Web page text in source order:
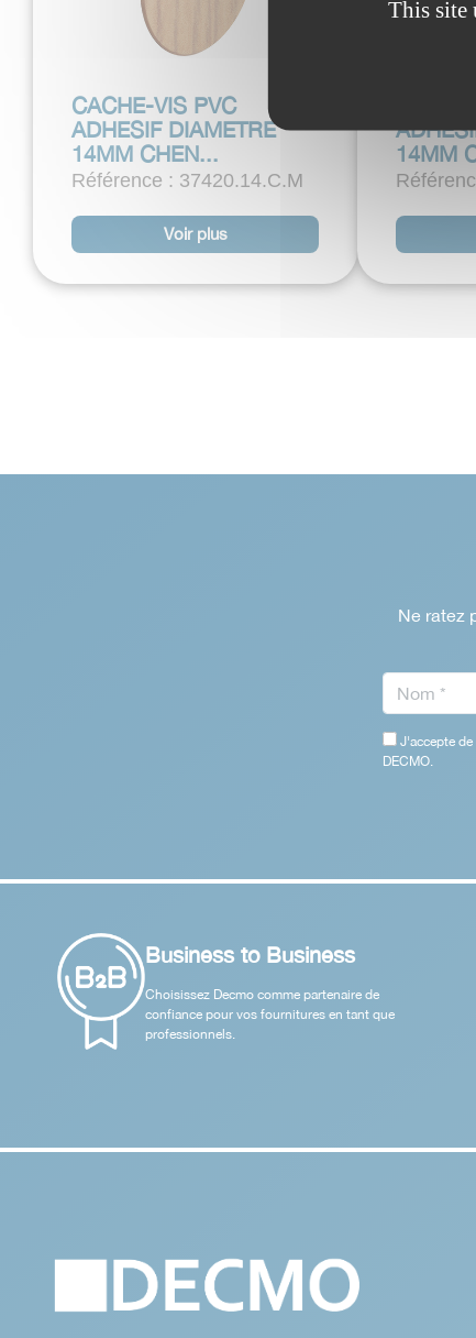
CACHE-VIS PVC
ADHESIF DIAMETRE
14MM CHEN...
Référence : 37420.14.C.M
Voir plus
14MM
Ne ratez
J'accepte
DECMO.
Business to Business
Choisissez Decmo comme partenaire de
confiance pour vos fournitures en tant que
professionnels.
This site